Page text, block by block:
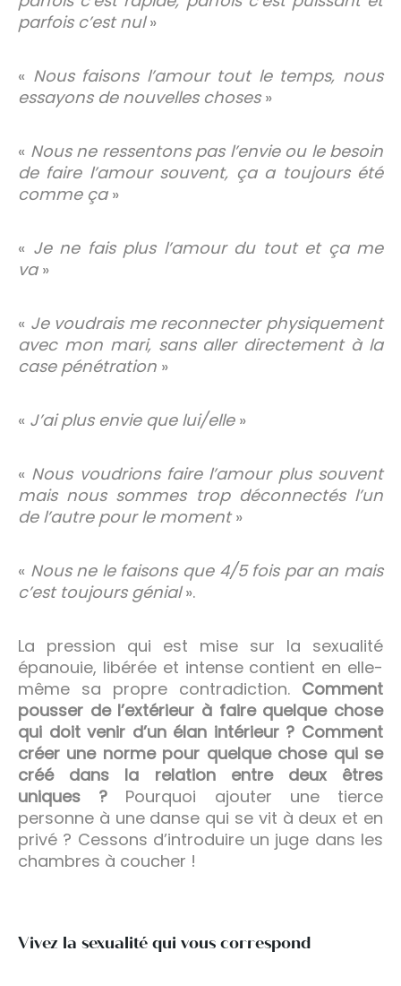
parfois c’est nul»
« Nous faisons l’amour tout le temps, nous
essayons de nouvelles choses»
« Nous ne ressentons pas l’envie ou le besoin
de faire l’amour souvent, ça a toujours été
comme ça»
« Je ne fais plus l’amour du tout et ça me
va»
« Je voudrais me reconnecter physiquement
avec mon mari, sans aller directement à la
case pénétration »
« J’ai plus envie que lui/elle»
« Nous voudrions faire l’amour plus souvent
mais nous sommes trop déconnectés l’un
de l’autre pour le moment»
« Nous ne le faisons que 4/5 fois par an mais
c’est toujours génial».
La pression qui est mise sur la sexualité
épanouie, libérée et intense contient en elle-
même sa propre contradiction. Comment
pousser de l’extérieur à faire quelque chose
qui doit venir d’un élan intérieur ? Comment
créer une norme pour quelque chose qui se
créé dans la relation entre deux êtres
uniques ? Pourquoi ajouter une tierce
personne à une danse qui se vit à deux et en
privé ? Cessons d’introduire un juge dans les
chambres à coucher !
Vivez la sexualité qui vous correspond